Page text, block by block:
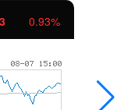
0.93%